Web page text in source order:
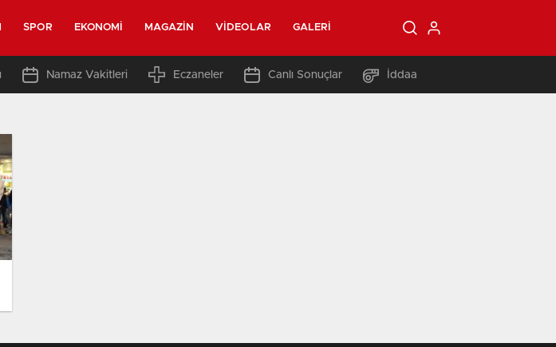
SPOR EKONOMI MAGAZIN VIDEOLAR GALERI
Namaz Vakitleri Eczaneler Canlı Sonuçlar İddaa